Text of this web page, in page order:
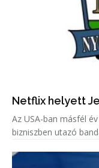
Netflix helyett
Az USA-ban másfél
bizniszben utazó